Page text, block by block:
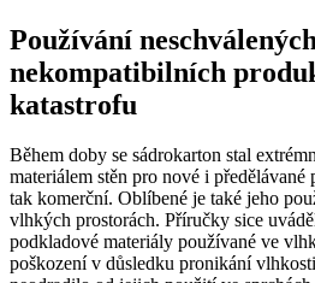
Používání
nekompatibilních
katastrofu
Během doby se sádrokarton stal
materiálem stěn pro nové i
tak komerční. Oblíbené je také jeho
vlhkých prostorách. Příručky sice
podkladové materiály používané ve
poškození v důsledku pronikání